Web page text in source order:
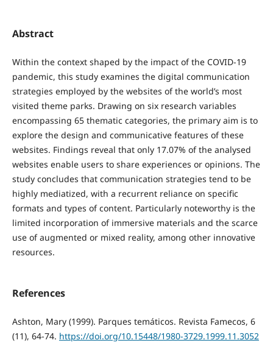
Abstract
Within the context shaped by the impact of the COVID-19
pandemic, this study examines the digital communication
strategies employed by the websites of the world’s most
visited theme parks. Drawing on six research variables
encompassing 65 thematic categories, the primary aim is to
explore the design and communicative features of these
websites. Findings reveal that only 17.07% of the analysed
websites enable users to share experiences or opinions. The
study concludes that communication strategies tend to be
highly mediatized, with a recurrent reliance on specific
formats and types of content. Particularly noteworthy is the
limited incorporation of immersive materials and the scarce
use of augmented or mixed reality, among other innovative
resources.
References
Ashton, Mary (1999). Parques temáticos. Revista Famecos, 6
(11), 64-74. https://doi.org/10.15448/1980-3729.1999.11.3052